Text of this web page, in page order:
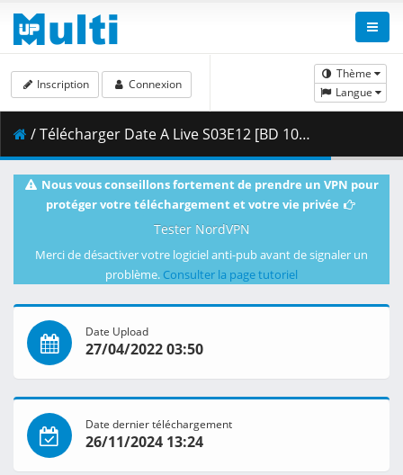
Thème
Langue
Inscription Connexion
/ Télécharger Date A Live S03E12 [BD 1080p HEVC 10bit FLAC] [Dual-Audio].mkv.001 ( 459.45 MB )
Nous vous conseillons fortement de prendre un VPN pour
protéger votre téléchargement et votre vie privée
Tester NordVPN
Merci de désactiver votre logiciel anti-pub avant de signaler un
problème. Consulter la page tutoriel
Date Upload
27/04/2022 03:50
Date dernier téléchargement
26/11/2024 13:24